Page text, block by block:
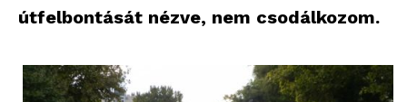
útfelbontását nézve, nem csodálkozom.